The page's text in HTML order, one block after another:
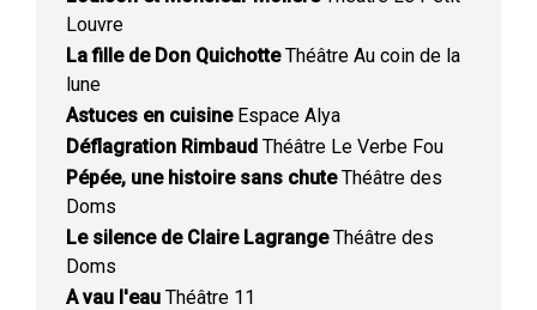
Louvre
La fille de Don QuichotteThéâtre Au coin de la
lune
Astuces en cuisineEspace Alya
Déflagration Rimbaud Théâtre Le Verbe Fou
Pépée, une histoire sans chuteThéâtre des
Doms
Le silence de Claire LagrangeThéâtre des
Doms
A vau l'eau Théâtre 11